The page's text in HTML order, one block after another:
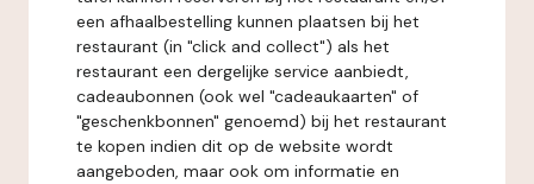
een afhaalbestelling kunnen plaatsen bij het
restaurant (in "click and collect") als het
restaurant een dergelijke service aanbiedt,
cadeaubonnen (ook wel "cadeaukaarten" of
"geschenkbonnen" genoemd) bij het restaurant
te kopen indien dit op de website wordt
aangeboden, maar ook om informatie en